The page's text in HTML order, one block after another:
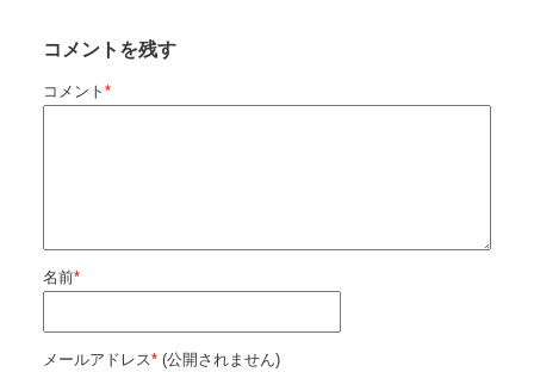
コメントを残す
コメント *
名前*
メールアドレス*(公開されません)